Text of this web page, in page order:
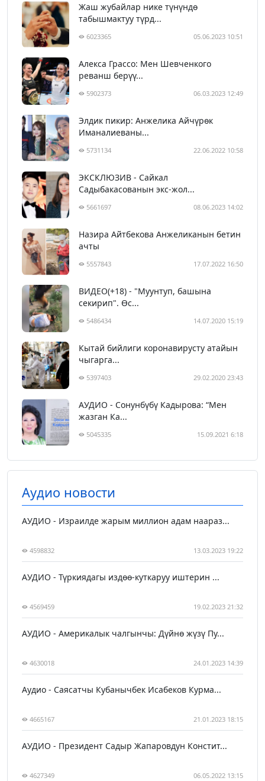
Жаш жубайлар нике түнүндө
табышмактуу түрд...
6023365 05.06.2023 10:51
Алекса Грассо: Мен Шевченкого
реванш берүү...
5902373 06.03.2023 12:49
Элдик пикир: Анжелика Айчүрөк
Иманалиеваны...
5731134 22.06.2022 10:58
ЭКСКЛЮЗИВ - Сайкал
Садыбакасованын экс-жол...
5661697 08.06.2023 14:02
Назира Айтбекова Анжеликанын бетин
ачты
5557843 17.07.2022 16:50
ВИДЕО(+18) - "Муунтуп, башына
секирип". Өс...
5486434 14.07.2020 15:19
Кытай бийлиги коронавирусту атайын
чыгарга...
5397403 29.02.2020 23:43
АУДИО - Сонунбүбү Кадырова: “Мен
жазган Ка...
5045335 15.09.2021 6:18
Аудио новости
АУДИО - Израилде жарым миллион адам наараз...
4598832 13.03.2023 19:22
АУДИО - Түркиядагы издөө-куткаруу иштерин ...
4569459 19.02.2023 21:32
АУДИО - Америкалык чалгынчы: Дүйнө жүзү Пу...
4630018 24.01.2023 14:39
Аудио - Саясатчы Кубанычбек Исабеков Курма...
4665167 21.01.2023 18:15
АУДИО - Президент Садыр Жапаровдун Констит...
4627349 06.05.2022 13:15